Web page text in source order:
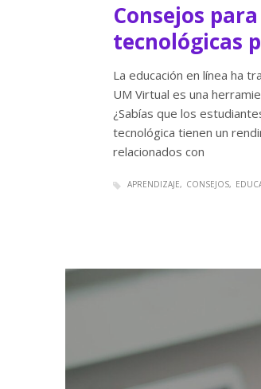
Consejos
tecnológicas
La educación en línea ha
UM Virtual es una
¿Sabías que los
tecnológica tienen un
relacionados con
APRENDIZAJE CONSEJOS